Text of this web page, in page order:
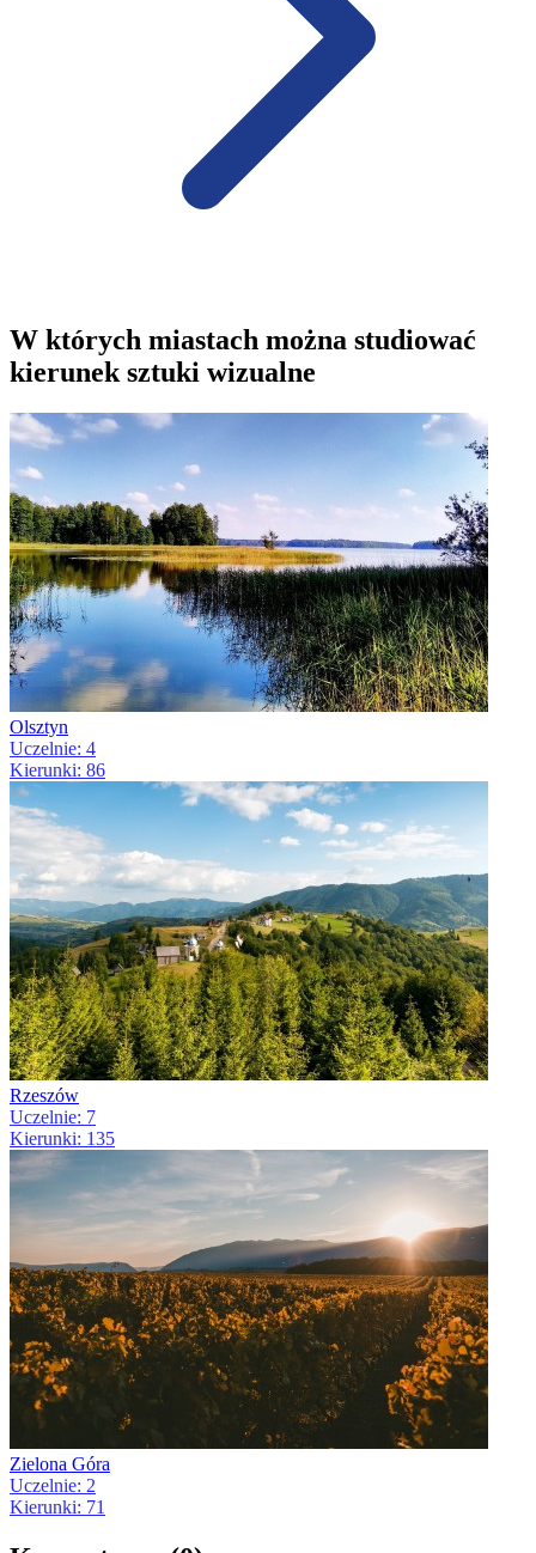
W których miastach można studiować
kierunek sztuki wizualne
Olsztyn
Uczelnie: 4
Kierunki: 86
Rzeszów
Uczelnie: 7
Kierunki: 135
Zielona Góra
Uczelnie: 2
Kierunki: 71